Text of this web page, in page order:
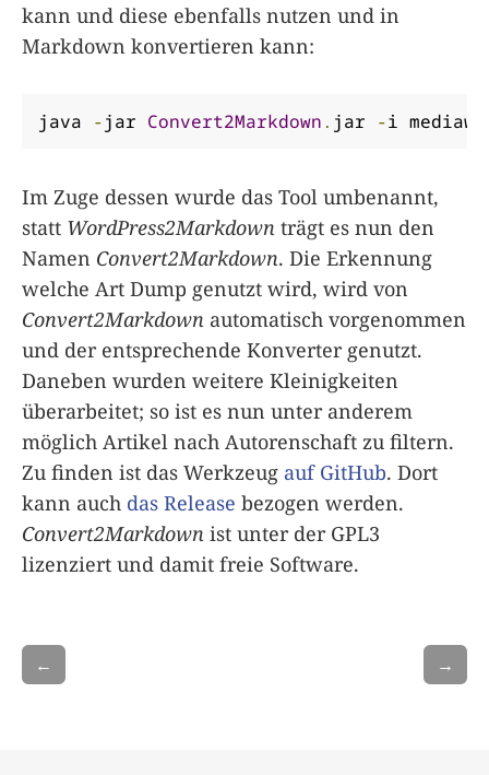
kann und diese ebenfalls nutzen und in
Markdown konvertieren kann:
java -jar Convert2Markdown. jar -i
Im Zuge dessen wurde das Tool umbenannt,
statt WordPress2Markdown trägt es nun den
Namen Convert2Markdown. Die Erkennung
welche Art Dump genutzt wird, wird von
Convert2Markdown automatisch vorgenommen
und der entsprechende Konverter genutzt.
Daneben wurden weitere Kleinigkeiten
überarbeitet; so ist es nun unter anderem
möglich Artikel nach Autorenschaft zu filtern.
Zu finden ist das Werkzeug auf GitHub. Dort
kann auch das Release bezogen werden.
Convert2Markdown ist unter der GPL3
lizenziert und damit freie Software.
← →